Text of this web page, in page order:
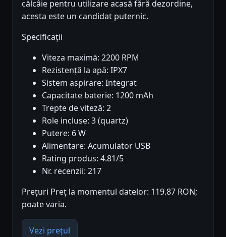
călcâie pentru utilizare acasă fără dezordine,
acesta este un candidat puternic.
Specificații
Viteza maximă: 2200 RPM
Rezistență la apă: IPX7
Sistem aspirare: Integrat
Capacitate baterie: 1200 mAh
Trepte de viteză: 2
Role incluse: 3 (quartz)
Putere: 6 W
Alimentare: Acumulator USB
Rating produs: 4.81/5
Nr. recenzii: 217
Prețuri Preț la momentul datelor: 119.87 RON;
poate varia.
Vezi prețul